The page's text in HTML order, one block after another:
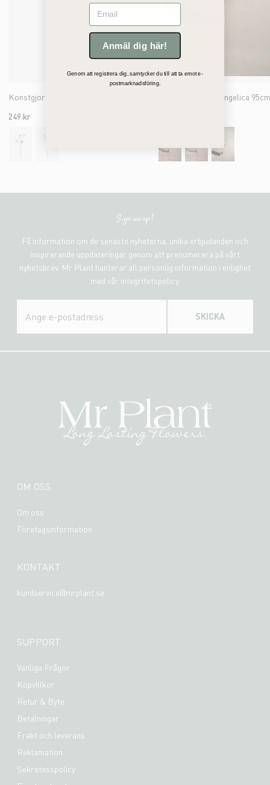
Konstgjord grön Angelica 87cm
249 kr
Konstgjord brun Angelica 95cm
Sign me up!
Få information om de senaste nyheterna, unika erbjudanden och
inspirerande uppdateringar genom att prenumerera på vårt
nyhetsbrev. Mr Plant hanterar all personlig information i enlighet
med vår integritetspolicy.
SKICKA
OM OSS
Om oss
Företagsinformation
KONTAKT
kundservice@mrplant.se
SUPPORT
Vanliga Frågor
Köpvillkor
Retur & Byte
Betalningar
Frakt och leverans
Reklamation
Sekretesspolicy
Email
Anmäl dig här!
Genom att registrera dig, samtycker du till att ta emot e-
postmarknadsföring.